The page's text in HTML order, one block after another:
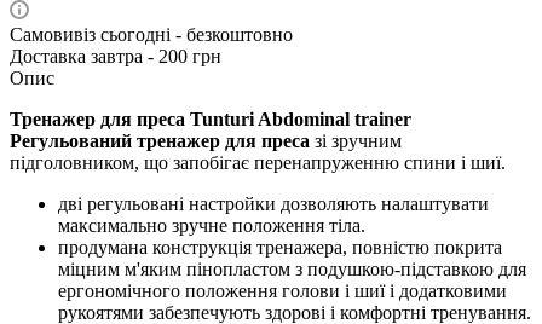
Самовивіз сьогодні - безкоштовно
Доставка завтра - 200 грн
Опис
Тренажер для преса Tunturi Abdominal trainer
Регульований тренажер для преса зі зручним
підголовником, що запобігає перенапруженню спини і шиї.
дві регульовані настройки дозволяють налаштувати
максимально зручне положення тіла.
продумана конструкція тренажера, повністю покрита
міцним м'яким пінопластом з подушкою-підставкою для
ергономічного положення голови і шиї і додатковими
рукоятями забезпечують здорові і комфортні тренування.